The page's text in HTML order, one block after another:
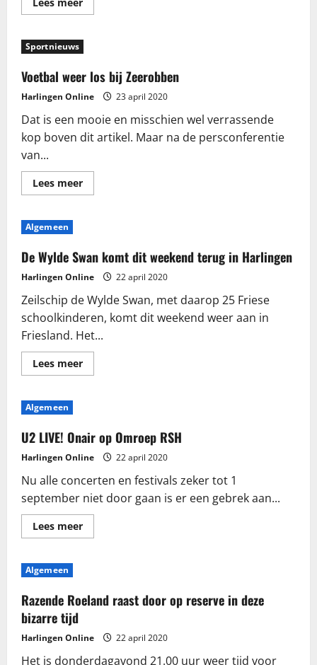
meer
Bibliotheken
groot
Sportnieuws
Voetbal weer los bij Zeerobben
Harlingen Online 23 april 2020
Dat is een mooie en misschien wel verrassende
kop boven dit artikel. Maar na de persconferentie
van...
Lees meerLees
meer
Zeerobben
Algemeen
De Wylde Swan komt dit weekend terug in Harlingen
Harlingen Online 22 april 2020
Zeilschip de Wylde Swan, met daarop 25 Friese
schoolkinderen, komt dit weekend weer aan in
Friesland. Het...
Lees meerLees
meer
dit
weekend
terug
in
Algemeen
U2 LIVE! Onair op Omroep RSH
Harlingen Online 22 april 2020
Nu alle concerten en festivals zeker tot 1
september niet door gaan is er een gebrek aan...
Lees meerLees
meer
Omroep
RSH
Algemeen
Razende Roeland raast door op reserve in deze
bizarre tijd
Harlingen Online 22 april 2020
Het is donderdagavond 21.00 uur weer tijd voor